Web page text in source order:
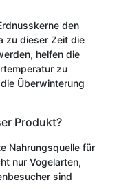
den
zu dieser Zeit die
helfen die
zu
Überwinterung
Produkt?
Nahrungsquelle für
nur Vogelarten,
sind